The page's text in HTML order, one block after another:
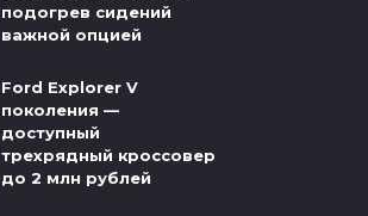
подогрев сидений
важной опцией
Ford Explorer V
поколения —
доступный
трехрядный кроссовер
до 2 млн рублей